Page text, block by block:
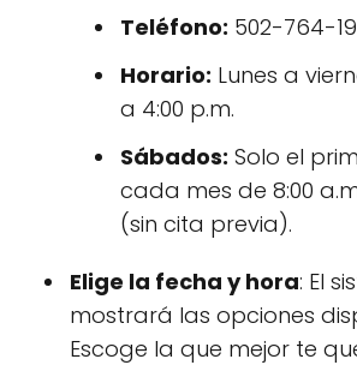
Teléfono: 502-764-
Horario: Lunes a
a 4:00 p.m.
Sábados: Solo el
cada mes de 8:00
(sin cita previa).
Elige la fecha y hora: El
mostrará las opciones
Escoge la que mejor te